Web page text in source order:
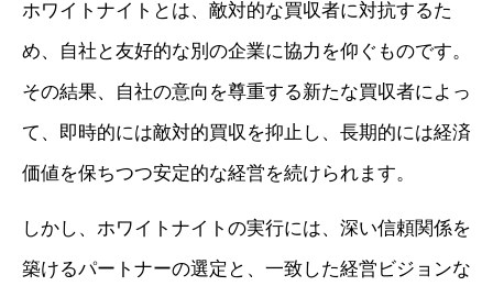
ホワイトナイトとは、敵対的な買収者に対抗するた
め、自社と友好的な別の企業に協力を仰ぐものです。
その結果、自社の意向を尊重する新たな買収者によっ
て、即時的には敵対的買収を抑止し、長期的には経済
価値を保ちつつ安定的な経営を続けられます。
しかし、ホワイトナイトの実行には、深い信頼関係を
築けるパートナーの選定と、一致した経営ビジョンな